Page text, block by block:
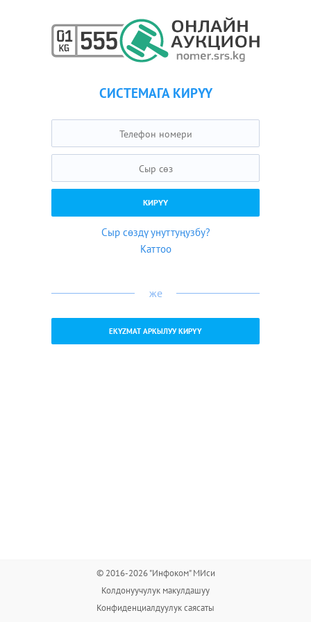
СИСТЕМАГА КИРҮҮ
Сыр сөздү унуттуңузбу?
Каттоо
же
EKYZMAT АРКЫЛУУ КИРҮҮ
© 2016-2026 "Инфоком" МИси
Колдонуучулук макулдашуу
Конфиденциалдуулук саясаты